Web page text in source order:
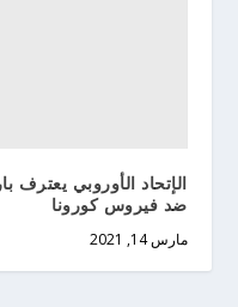
الإتحاد الأوروبي
ضد فيروس كورونا
مارس 14, 2021